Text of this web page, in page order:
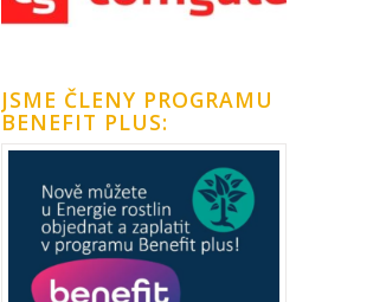
JSME ČLENY PROGRAMU
BENEFIT PLUS: